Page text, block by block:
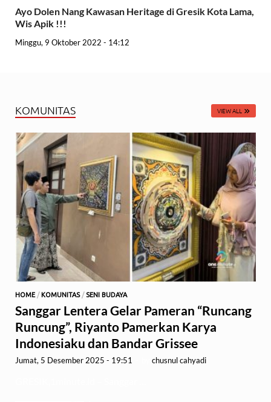
Ayo Dolen Nang Kawasan Heritage di Gresik Kota Lama,
Wis Apik !!!
Minggu, 9 Oktober 2022 - 14:12
KOMUNITAS VIEW ALL
HOME / KOMUNITAS/ SENI BUDAYA
Sanggar Lentera Gelar Pameran “Runcang
Runcung”, Riyanto Pamerkan Karya
Indonesiaku dan Bandar Grissee
Jumat, 5 Desember 2025 - 19:51 chusnul cahyadi